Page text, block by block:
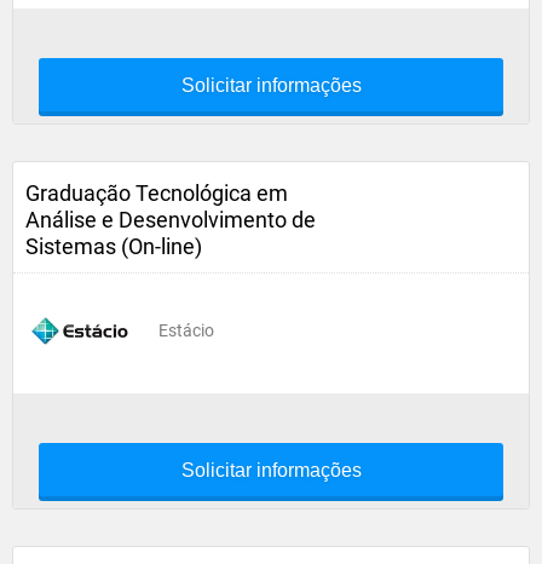
Solicitar informações
Graduação Tecnológica em
Análise e Desenvolvimento de
Sistemas (On-line)
Estácio
Solicitar informações